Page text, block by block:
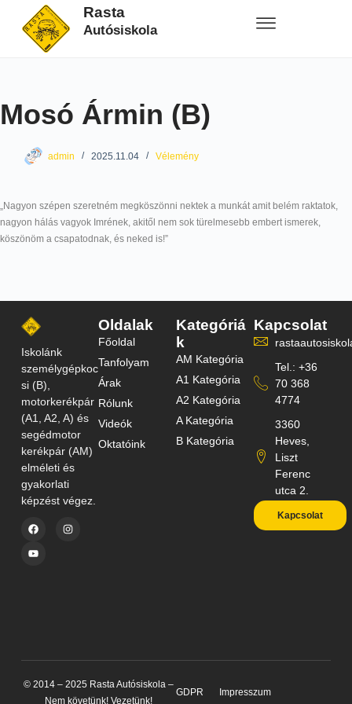
Rasta
Autósiskola
Mosó Ármin (B)
admin 2025.11.04 Vélemény
„Nagyon szépen szeretném megköszönni nektek a munkát amit belém raktatok,
nagyon hálás vagyok Imrének, akitől nem sok türelmesebb embert ismerek,
köszönöm a csapatodnak, és neked is!”
Iskolánk
személygépkoc
si (B),
motorkerékpár
(A1, A2, A) és
segédmotor
kerékpár (AM)
elméleti és
gyakorlati
képzést végez.
Oldalak
Főoldal
Tanfolyam
Árak
Rólunk
Videók
Oktatóink
Kategóriá
k
AM Kategória
A1 Kategória
A2 Kategória
A Kategória
B Kategória
Kapcsolat
Tel.: +36
70 368
4774
3360
Heves,
Liszt
Ferenc
utca 2.
Kapcsolat
© 2014 – 2025 Rasta Autósiskola –
Nem követünk! Vezetünk!
GDPR Impresszum